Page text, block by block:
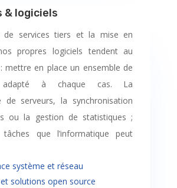
& logiciels
de services tiers et la mise en
propres logiciels tendent au
mettre en place un ensemble de
adapté à chaque cas. La
de serveurs, la synchronisation
ou la gestion de statistiques ;
que l’informatique peut
système et réseau
solutions open source